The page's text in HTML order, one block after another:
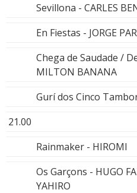
Sevillona - CARLES
En Fiestas - JORGE
Chega de Saudade /
MILTON BANANA
Gurí dos Cinco
21.00
Rainmaker - HIROMI
Os Garçons - HUGO
YAHIRO